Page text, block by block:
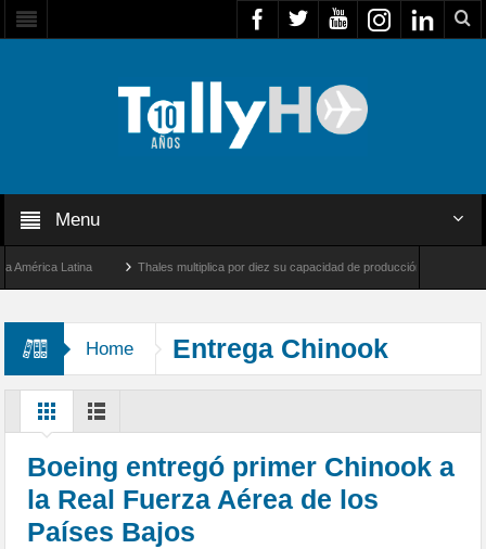
Menu
Latina Thales multiplica por diez su capacidad de producción de radares en
Home Entrega Chinook
Boeing entregó primer Chinook a
la Real Fuerza Aérea de los
Países Bajos